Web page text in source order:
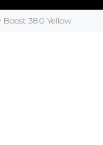
Boost 380 Yellow